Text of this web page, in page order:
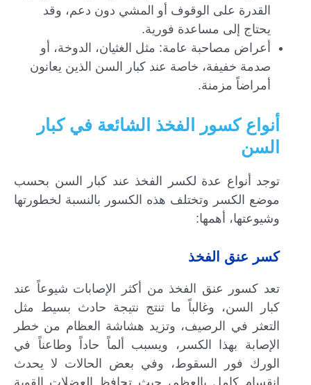
القدرة على الوقوف أو المشي دون دعم، وقد
يحتاج إلى مساعدة فورية.
أعراض مصاحبة عامة: مثل الغثيان، الدوخة، أو
صدمة خفيفة، خاصة عند كبار السن الذين يعانون
أمراضاً مزمنة.
أنواع كسور الفخذ الشائعة في كبار
السن
توجد أنواع عدة لكسر الفخذ عند كبار السن بحسب
موضع الكسر وتختلف هذه الكسور بالنسبة لخطورتها
وشيوعتها، أهمها:
كسر عنق الفخذ
تعد كسور عنق الفخذ من أكثر الإصابات شيوعاً عند
كبار السن، وغالباً ما تنتج نتيجة حادث بسيط مثل
التعثر في الرصيف، وتزيد هشاشة العظام من خطر
الإصابة بهذا الكسر، ويسبب ألماً حاداً وطاعناً في
الورك فور السقوط، وفي بعض الحالات لا يحدث